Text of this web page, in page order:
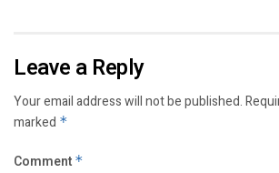
Leave a Reply
Your email address will not be published.
marked *
Comment *